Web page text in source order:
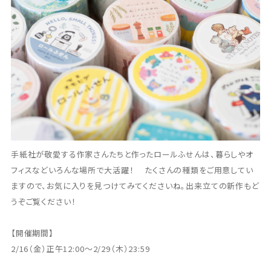
手紙社が敬愛する作家さんたちと作ったロールふせんは、暮らしやオ
フィスなどいろんな場所で大活躍！ たくさんの種類をご用意してい
ますので、お気に入りを見つけてみてくださいね。出来立ての新作もど
うぞご覧ください！
【開催期間】
2/16（金）正午12:00〜2/29（木）23:59